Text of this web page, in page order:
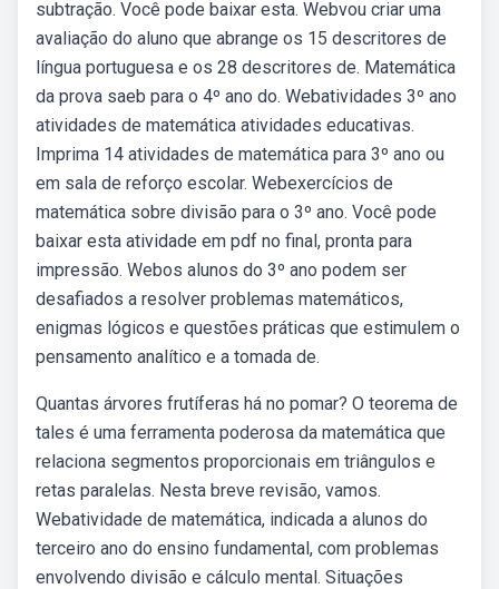
subtração. Você pode baixar esta. Webvou criar uma
avaliação do aluno que abrange os 15 descritores de
língua portuguesa e os 28 descritores de. Matemática
da prova saeb para o 4º ano do. Webatividades 3º ano
atividades de matemática atividades educativas.
Imprima 14 atividades de matemática para 3º ano ou
em sala de reforço escolar. Webexercícios de
matemática sobre divisão para o 3º ano. Você pode
baixar esta atividade em pdf no final, pronta para
impressão. Webos alunos do 3º ano podem ser
desafiados a resolver problemas matemáticos,
enigmas lógicos e questões práticas que estimulem o
pensamento analítico e a tomada de.
Quantas árvores frutíferas há no pomar? O teorema de
tales é uma ferramenta poderosa da matemática que
relaciona segmentos proporcionais em triângulos e
retas paralelas. Nesta breve revisão, vamos.
Webatividade de matemática, indicada a alunos do
terceiro ano do ensino fundamental, com problemas
envolvendo divisão e cálculo mental. Situações